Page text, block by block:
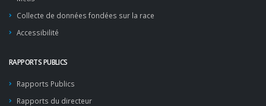
Collecte de données fondées sur la race
Accessibilité
RAPPORTS PUBLICS
Rapports Publics
Rapports du directeur